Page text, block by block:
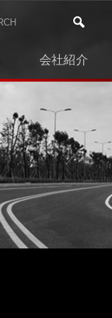
会社紹介